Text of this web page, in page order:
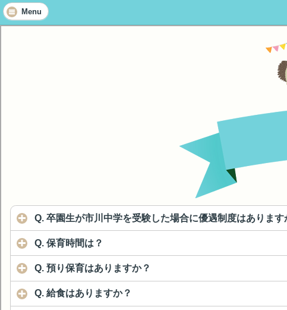
Menu
Q. 卒園生が市川中学を受験した場合に優遇制度はあります
Q. 保育時間は？
Q. 預り保育はありますか？
Q. 給食はありますか？